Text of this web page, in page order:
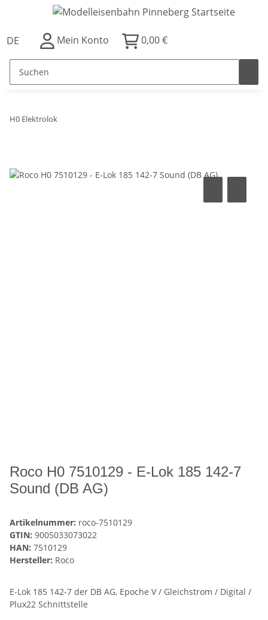
DE Mein Konto 0,00 €
H0 Elektrolok
Roco H0 7510129 - E-Lok 185 142-7
Sound (DB AG)
Artikelnummer: roco-7510129
GTIN: 9005033073022
HAN: 7510129
Hersteller: Roco
E-Lok 185 142-7 der DB AG, Epoche V / Gleichstrom / Digital /
Plux22 Schnittstelle